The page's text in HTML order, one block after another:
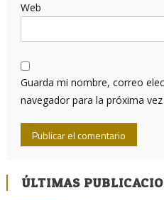
Web
Guarda mi nombre, correo
navegador para la próxima
ÚLTIMAS